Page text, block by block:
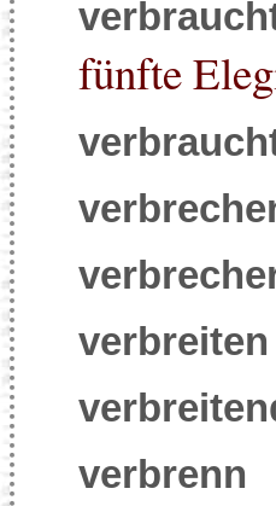
fünfte
verbreiten
verbrenn